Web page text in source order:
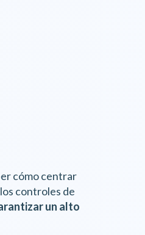
cómo centrar
controles de
un alto